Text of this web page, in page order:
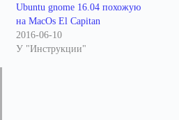
Ubuntu gnome 16.04 похожую
на MacOs El Capitan
2016-06-10
У "Инструкции"